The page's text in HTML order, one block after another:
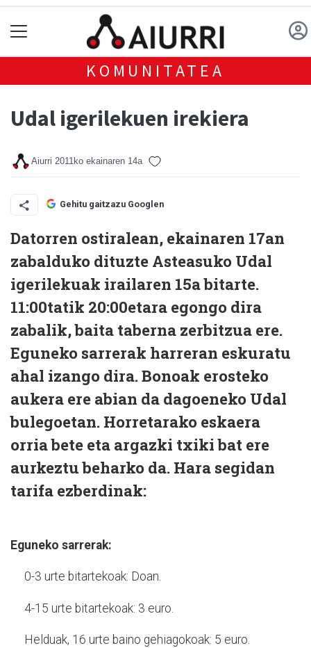
KOMUNITATEA
Udal igerilekuen irekiera
Aiurri 2011ko ekainaren 14a
Gehitu gaitzazu Googlen
Datorren ostiralean, ekainaren 17an
zabalduko dituzte Asteasuko Udal
igerilekuak irailaren 15a bitarte.
11:00tatik 20:00etara egongo dira
zabalik, baita taberna zerbitzua ere.
Eguneko sarrerak harreran eskuratu
ahal izango dira. Bonoak erosteko
aukera ere abian da dagoeneko Udal
bulegoetan. Horretarako eskaera
orria bete eta argazki txiki bat ere
aurkeztu beharko da. Hara segidan
tarifa ezberdinak:
Eguneko sarrerak:
0-3 urte bitartekoak: Doan.
4-15 urte bitartekoak: 3 euro.
Helduak, 16 urte baino gehiagokoak: 5 euro.